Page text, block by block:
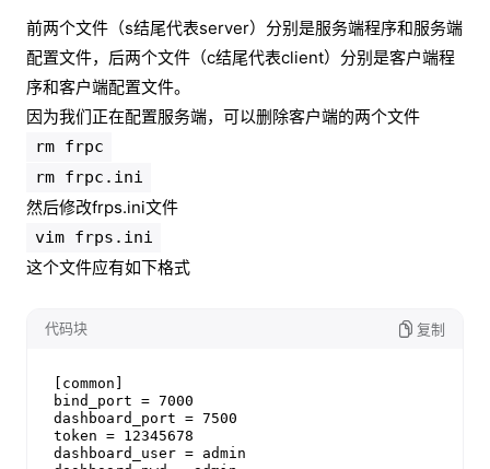
前两个文件（s结尾代表server）分别是服务端程序和服务端
配置文件，后两个文件（c结尾代表client）分别是客户端程
序和客户端配置文件。
因为我们正在配置服务端，可以删除客户端的两个文件
rm frpc
rm frpc.ini
然后修改frps.ini文件
vim frps.ini
这个文件应有如下格式
代码块 复制
[common]
bind_port = 7000
dashboard_port = 7500
token = 12345678
dashboard_user = admin